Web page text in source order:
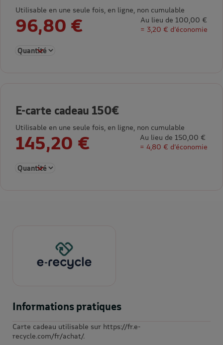
Utilisable en une seule fois, en ligne, non cumulable
96,80 €
Au lieu de 100,00 €
= 3,20 € d’économie
Sélectionner la quantité pour E-carte cadeau 100€
E-carte cadeau 150€
Utilisable en une seule fois, en ligne, non cumulable
145,20 €
Au lieu de 150,00 €
= 4,80 € d’économie
Sélectionner la quantité pour E-carte cadeau 150€
Informations pratiques
Carte cadeau utilisable sur https://fr.e-
recycle.com/fr/achat/.